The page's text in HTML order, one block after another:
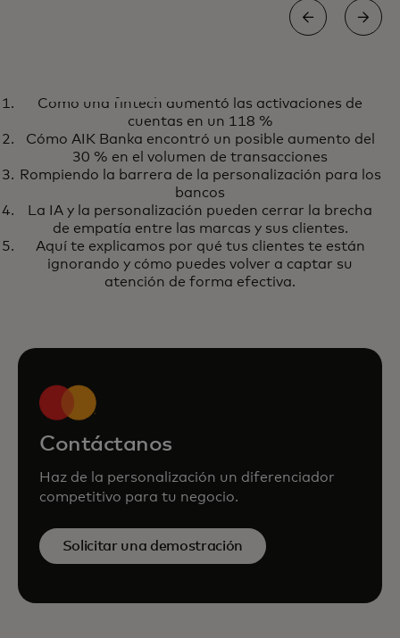
Descubre cómo nuestro
software de personalización
ayuda a aumentar la lealtad del
cliente
Más información
Cómo una fintech aumentó las activaciones de
cuentas en un 118 %
Cómo AIK Banka encontró un posible aumento del
30 % en el volumen de transacciones
Rompiendo la barrera de la personalización para los
bancos
La IA y la personalización pueden cerrar la brecha
de empatía entre las marcas y sus clientes.
Aquí te explicamos por qué tus clientes te están
ignorando y cómo puedes volver a captar su
atención de forma efectiva.
Contáctanos
Haz de la personalización un diferenciador
competitivo para tu negocio.
Solicitar una demostración